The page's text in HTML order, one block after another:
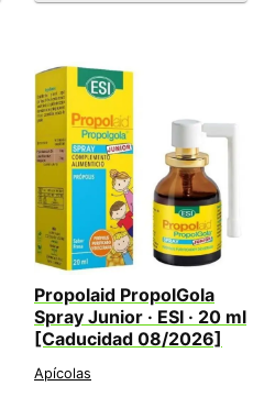
Propolaid PropolGola
Spray Junior · ESI · 20 ml
[Caducidad 08/2026]
Apícolas